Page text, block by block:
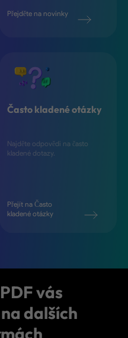
Přejděte na novinky
Často kladené otázky
Najděte odpovědi na často
kladené dotazy.
Přejít na Často
kladené otázky
vás
dalších